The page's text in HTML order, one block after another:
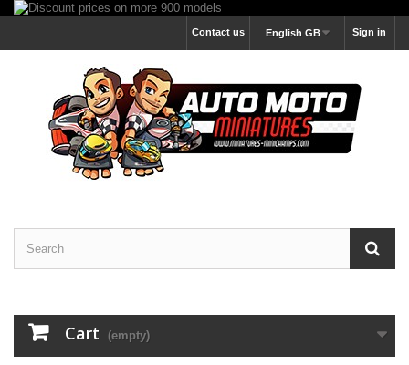
Sign in
English GB
Contact us
Cart (empty)